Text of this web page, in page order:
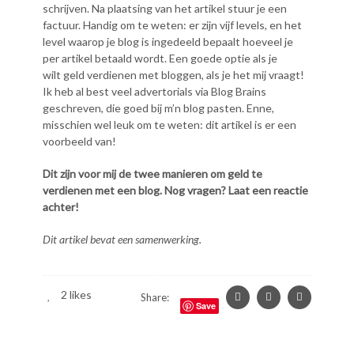
schrijven. Na plaatsing van het artikel stuur je een
factuur. Handig om te weten: er zijn vijf levels, en het
level waarop je blog is ingedeeld bepaalt hoeveel je
per artikel betaald wordt. Een goede optie als je
wilt geld verdienen met bloggen, als je het mij vraagt!
Ik heb al best veel advertorials via Blog Brains
geschreven, die goed bij m’n blog pasten. Enne,
misschien wel leuk om te weten: dit artikel is er een
voorbeeld van!
Dit zijn voor mij de twee manieren om geld te
verdienen met een blog. Nog vragen? Laat een reactie
achter!
Dit artikel bevat een samenwerking.
2 likes Share:
Save